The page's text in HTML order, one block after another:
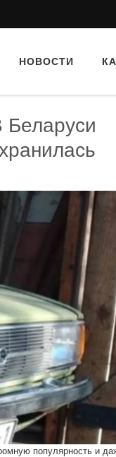
НОВОСТИ
Беларуси
популярность и
Тайный гость: Ресторан
Кветка”